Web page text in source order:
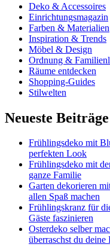
Deko & Accessoires
Einrichtungsmagazin
Farben & Materialien
Inspiration & Trends
Möbel & Design
Ordnung &
Räume entdecken
Shopping-Guides
Stilwelten
Neueste Beiträge
Frühlingsdeko mit
perfekten Look
Frühlingsdeko mit
ganze Familie
Garten dekorieren
allen Spaß machen
Frühlingskranz für
Gäste faszinieren
Osterdeko selber
überraschst du deine